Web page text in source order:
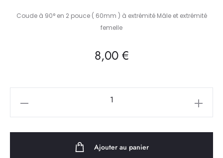
Coude à 90° en 2 pouce ( 60mm ) à extrémité Mâle et extrémité
femelle
8,00 €
Ajouter au panier